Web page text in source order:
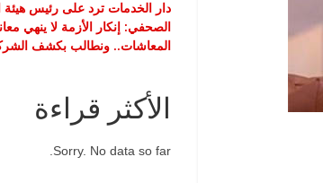
دار الخدمات ترد على رئيس هيئة
الصحفي: إنكار الأزمة لا ينهي
المعاشات.. ونطالب بكشف
الأكثر قراءة
Sorry. No data so far.